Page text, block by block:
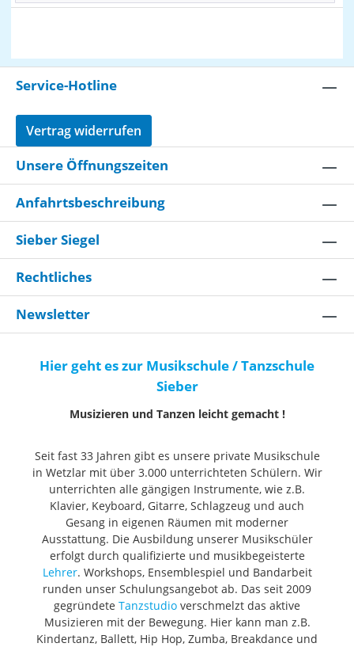
Service-Hotline
Vertrag widerrufen
Unsere Öffnungszeiten
Anfahrtsbeschreibung
Sieber Siegel
Rechtliches
Newsletter
Hier geht es zur Musikschule / Tanzschule
Sieber
Musizieren und Tanzen leicht gemacht !
Seit fast 33 Jahren gibt es unsere private Musikschule
in Wetzlar mit über 3.000 unterrichteten Schülern. Wir
unterrichten alle gängigen Instrumente, wie z.B.
Klavier, Keyboard, Gitarre, Schlagzeug und auch
Gesang in eigenen Räumen mit moderner
Ausstattung. Die Ausbildung unserer Musikschüler
erfolgt durch qualifizierte und musikbegeisterte
Lehrer. Workshops, Ensemblespiel und Bandarbeit
runden unser Schulungsangebot ab. Das seit 2009
gegründete Tanzstudio verschmelzt das aktive
Musizieren mit der Bewegung. Hier kann man z.B.
Kindertanz, Ballett, Hip Hop, Zumba, Breakdance und